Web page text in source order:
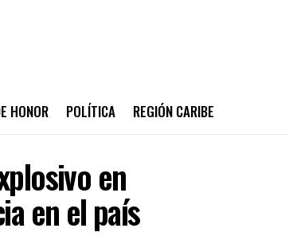
HONOR POLÍTICA REGIÓN CARIBE
en
en el país